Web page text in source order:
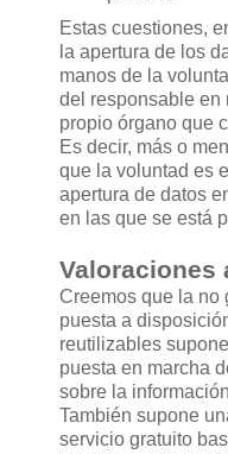
Estas cuestiones,
la apertura de los
manos de la
del responsable en
propio órgano que
Es decir, más o
que la voluntad es
apertura de datos
en las que se está
Valoraciones
Creemos que la no
puesta a
reutilizables
puesta en marcha
sobre la
También supone
servicio gratuito